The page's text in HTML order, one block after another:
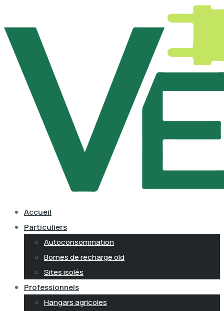
Accueil
Particuliers
Autoconsommation
Bornes de recharge old
Sites isolés
Professionnels
Hangars agricoles